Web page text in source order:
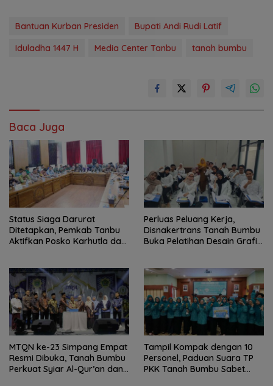
Bantuan Kurban Presiden
Bupati Andi Rudi Latif
Iduladha 1447 H
Media Center Tanbu tanah bumbu
Baca Juga
Status Siaga Darurat
Ditetapkan, Pemkab Tanbu
Aktifkan Posko Karhutla dan
Perluas Peluang Kerja,
Disnakertrans Tanah Bumbu
Buka Pelatihan Desain Grafis
MTQN ke-23 Simpang Empat
Resmi Dibuka, Tanah Bumbu
Perkuat Syiar Al-Qur’an dan
Tampil Kompak dengan 10
Personel, Paduan Suara TP
PKK Tanah Bumbu Sabet